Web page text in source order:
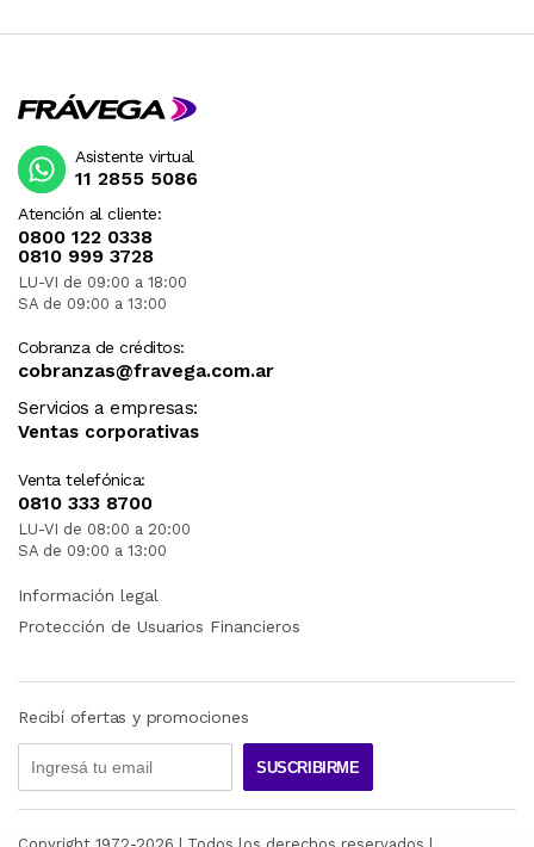
Atención al cliente:
0800 122 0338
0810 999 3728
LU-VI de 09:00 a 18:00
SA de 09:00 a 13:00
Cobranza de créditos:
cobranzas@fravega.com.ar
Servicios a empresas:
Ventas corporativas
Venta telefónica:
0810 333 8700
LU-VI de 08:00 a 20:00
SA de 09:00 a 13:00
Asistente virtual
11 2855 5086
Información legal
Protección de Usuarios Financieros
Recibí ofertas y promociones
SUSCRIBIRME